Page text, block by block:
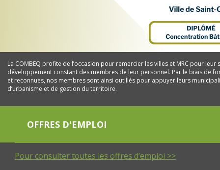
La COMBEQ profite de l’occasion pour remercier les villes et MRC pour leur
développement constant des membres de leur personnel. Par le biais de
et reconnues, nos membres sont ainsi outillés pour appuyer leurs
d’urbanisme et de gestion du territoire.
OFFRES D'EMPLOI
Pour consulter toutes les offres d’emploi >>